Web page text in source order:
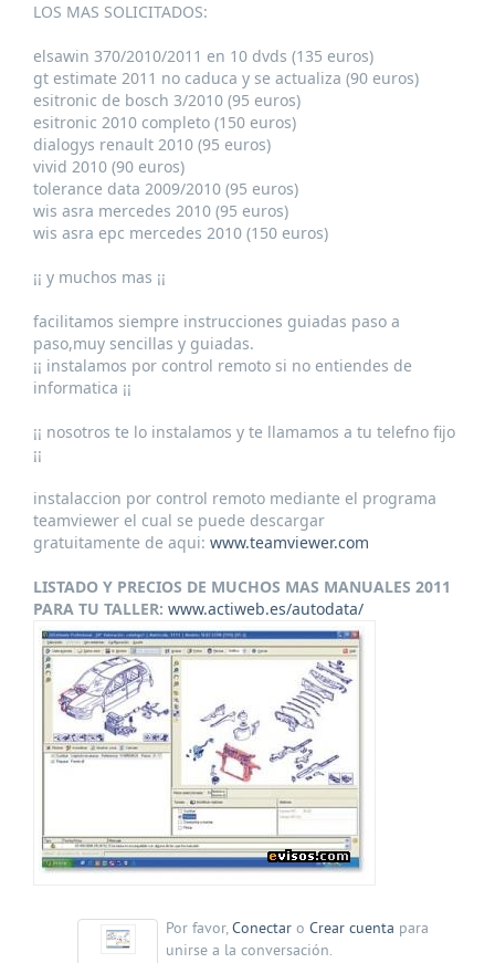
LOS MAS SOLICITADOS:
elsawin 370/2010/2011 en 10 dvds (135 euros)
gt estimate 2011 no caduca y se actualiza (90 euros)
esitronic de bosch 3/2010 (95 euros)
esitronic 2010 completo (150 euros)
dialogys renault 2010 (95 euros)
vivid 2010 (90 euros)
tolerance data 2009/2010 (95 euros)
wis asra mercedes 2010 (95 euros)
wis asra epc mercedes 2010 (150 euros)
¡¡ y muchos mas ¡¡
facilitamos siempre instrucciones guiadas paso a
paso,muy sencillas y guiadas.
¡¡ instalamos por control remoto si no entiendes de
informatica ¡¡
¡¡ nosotros te lo instalamos y te llamamos a tu telefno fijo
¡¡
instalaccion por control remoto mediante el programa
teamviewer el cual se puede descargar
gratuitamente de aqui: www.teamviewer.com
LISTADO Y PRECIOS DE MUCHOS MAS MANUALES 2011
PARA TU TALLER: www.actiweb.es/autodata/
Por favor,Conectar oCrear cuenta para
unirse a la conversación.